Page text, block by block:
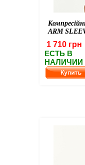
ARM
1 710 грн
ЕСТЬ В
НАЛИЧИИ